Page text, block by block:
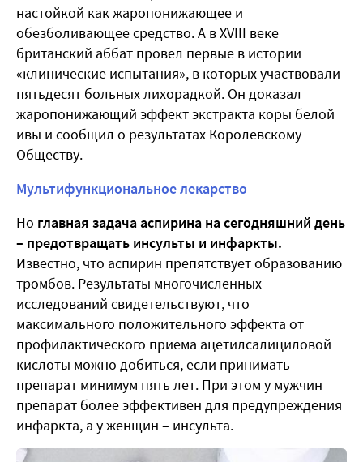
настойкой как жаропонижающее и
обезболивающее средство. А в ХVIII веке
британский аббат провел первые в истории
«клинические испытания», в которых участвовали
пятьдесят больных лихорадкой. Он доказал
жаропонижающий эффект экстракта коры белой
ивы и сообщил о результатах Королевскому
Обществу.
Мультифункциональное лекарство
Но главная задача аспирина на сегодняшний день
– предотвращать инсульты и инфаркты.
Известно, что аспирин препятствует образованию
тромбов. Результаты многочисленных
исследований свидетельствуют, что
максимального положительного эффекта от
профилактического приема ацетилсалициловой
кислоты можно добиться, если принимать
препарат минимум пять лет. При этом у мужчин
препарат более эффективен для предупреждения
инфаркта, а у женщин – инсульта.